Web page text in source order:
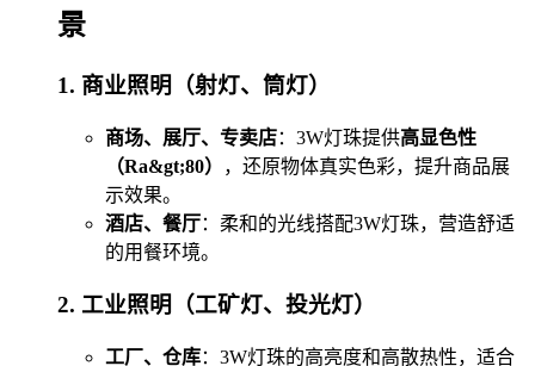
景
1. 商业照明（射灯、筒灯）
商场、展厅、专卖店：3W灯珠提供高显色性
（Ra&gt;80）
，还原物体真实色彩，提升商品展
示效果。
酒店、餐厅：柔和的光线搭配3W灯珠，营造舒适
的用餐环境。
2. 工业照明（工矿灯、投光灯）
工厂、仓库：3W灯珠的高亮度和高散热性，适合